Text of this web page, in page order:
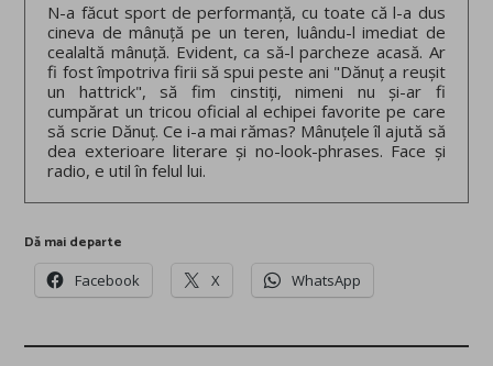
N-a făcut sport de performanță, cu toate că l-a dus
cineva de mânuță pe un teren, luându-l imediat de
cealaltă mânuță. Evident, ca să-l parcheze acasă. Ar
fi fost împotriva firii să spui peste ani "Dănuț a reușit
un hattrick", să fim cinstiți, nimeni nu și-ar fi
cumpărat un tricou oficial al echipei favorite pe care
să scrie Dănuț. Ce i-a mai rămas? Mânuțele îl ajută să
dea exterioare literare și no-look-phrases. Face și
radio, e util în felul lui.
Dă mai departe
Facebook X WhatsApp